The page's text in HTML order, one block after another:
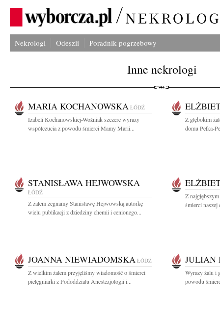
Nekrologi Odeszli Poradnik pogrzebowy
Inne nekrologi
MARIA KOCHANOWSKA ŁÓDŹ
Izabeli Kochanowskiej-Woźniak szczere wyrazy
współczucia z powodu śmierci Mamy Marii...
Z głębokim
domu Pełka-
STANISŁAWA HEJWOWSKA
ŁÓDŹ
Z żalem żegnamy Stanisławę Hejwowską autorkę
wielu publikacji z dziedziny chemii i cenionego...
Z
śmierci
JOANNA NIEWIADOMSKA ŁÓDŹ
Z wielkim żalem przyjęliśmy wiadomość o śmierci
pielęgniarki z Pododdziału Anestezjologii i...
JULIAN
Wyrazy żalu i
powodu